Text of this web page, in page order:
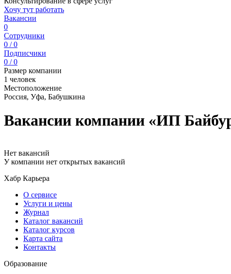
Хочу тут работать
Вакансии
0
Сотрудники
0 / 0
Подписчики
0 / 0
Размер компании
1 человек
Местоположение
Россия, Уфа, Бабушкина
Вакансии компании «ИП
Нет вакансий
У компании нет открытых вакансий
Хабр Карьера
О сервисе
Услуги и цены
Журнал
Каталог вакансий
Каталог курсов
Карта сайта
Контакты
Образование